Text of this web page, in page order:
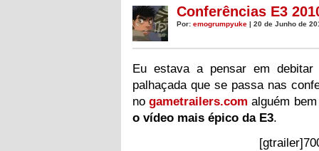
Conferências E3
Por: emogrumpyuke | 20 de Junho de
Eu estava a pensar em
palhaçada que se passa nas
nogametrailers.com alguém
o vídeo mais épico da E3.